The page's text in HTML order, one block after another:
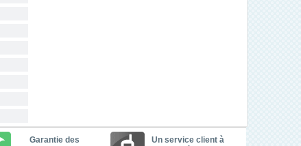
Garantie des
Un service client à